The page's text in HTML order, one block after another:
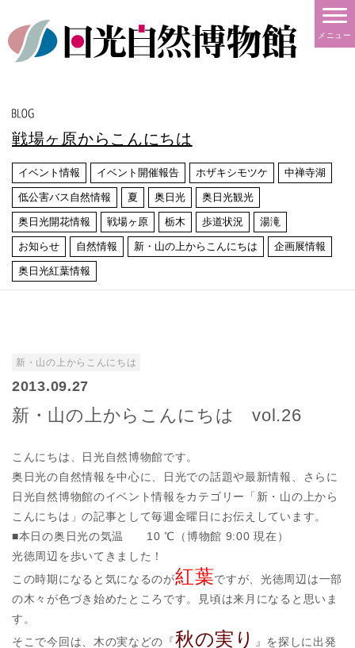
メニュー
戦場ヶ原からこんにちは
イベント情報 イベント開催報告 ホザキシモツケ 中禅寺湖
低公害バス自然情報 夏 奥日光 奥日光観光
奥日光開花情報 戦場ヶ原 栃木 歩道状況 湯滝
お知らせ 自然情報 新・山の上からこんにちは 企画展情報
奥日光紅葉情報
新・山の上からこんにちは
2013.09.27
新・山の上からこんにちは vol.26
こんにちは、日光自然博物館です。
奥日光の自然情報を中心に、日光での話題や最新情報、さらに
日光自然博物館のイベント情報をカテゴリー「新・山の上から
こんにちは」の記事として毎週金曜日にお伝えしています。
■本日の奥日光の気温 10 ℃（博物館 9:00 現在）
光徳周辺を歩いてきました！
この時期になると気になるのが紅葉ですが、光徳周辺は一部
の木々が色づき始めたところです。見頃は来月になると思いま
す。
そこで今回は、木の実などの『秋の実り
』を探しに出発